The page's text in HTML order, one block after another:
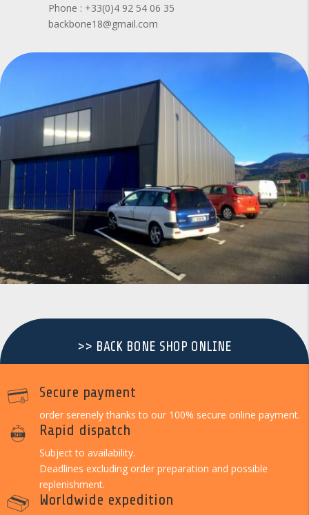
Phone : +33(0)4 92 54 06 35
backbone18@gmail.com
>> BACK BONE SHOP ONLINE
Secure payment
order serenely thanks to our 100% secure online payment.
Rapid dispatch
Subject to availability.
Deadlines excluding order preparation and possible
replenishment.
Worldwide expedition